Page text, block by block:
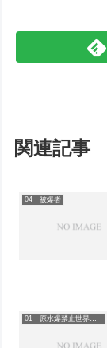
関連記事
04 被爆者
01 原水爆禁止世界大会